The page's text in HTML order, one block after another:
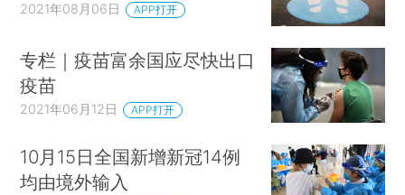
2021年08月06日 APP打开
专栏｜疫苗富余国应尽快出口
疫苗
2021年06月12日 APP打开
10月15日全国新增新冠14例
均由境外输入